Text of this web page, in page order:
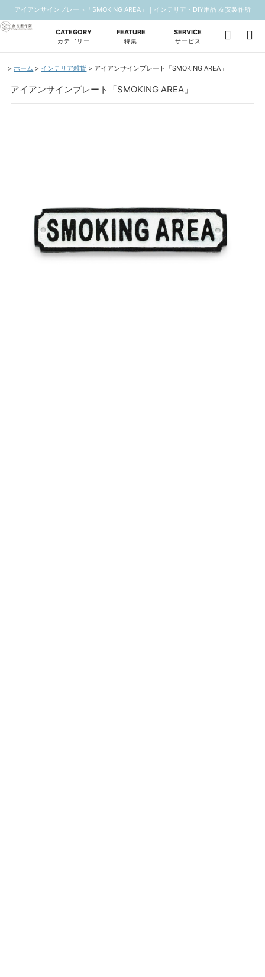
アイアンサインプレート「SMOKING AREA」｜インテリア・DIY用品 友安製作所
CATEGORY
カテゴリー
FEATURE
特集
SERVICE
サービス
ホーム インテリア雑貨 アイアンサインプレート「SMOKING AREA」
アイアンサインプレート「SMOKING AREA」